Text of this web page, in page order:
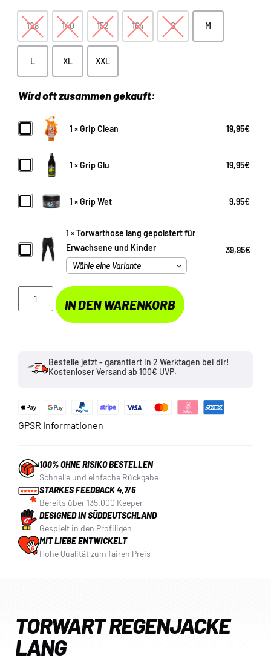
128
128
140
140
152
152
164
164
S
S
M
L XL XXL
Wird oft zusammen gekauft:
Grip
Clean
1 ×Grip Clean 19,95€
Grip
Glu
1 ×Grip Glu 19,95€
Grip
Wet
1 ×Grip Wet 9,95€
Torwarthose
lang
Erwachsene
Kinder
1 ×Torwarthose lang gepolstert für
Erwachsene und Kinder
39,95€
IN DEN WARENKORB
Bestelle jetzt - garantiert in 2 Werktagen bei dir!
Kostenloser Versand ab 100€ UVP.
GPSR Informationen
100% OHNE RISIKO BESTELLEN
Schnelle und einfache Rückgabe
STARKES FEEDBACK 4,7/5
Bereits über 135.000 Keeper
DESIGNED IN SÜDDEUTSCHLAND
Gespielt in den Profiligen
MIT LIEBE ENTWICKELT
Hohe Qualität zum fairen Preis
TORWART REGENJACKE
LANG